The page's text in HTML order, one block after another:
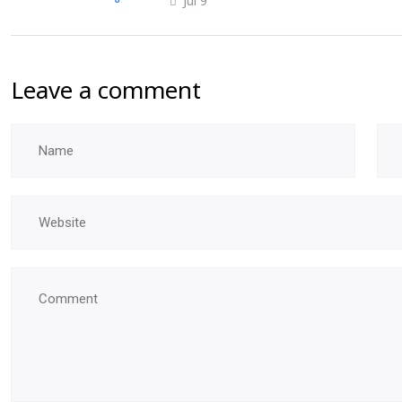
Jul 9
Leave a comment